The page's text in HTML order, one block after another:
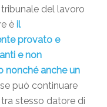
del lavoro
èil
provato e
e non
nonché anche un
può continuare
stesso datore di